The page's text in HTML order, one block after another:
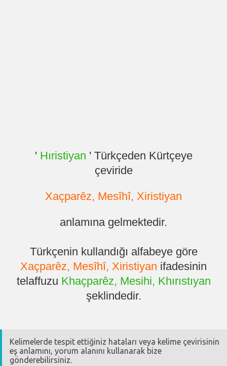
' Hıristiyan ' Türkçeden Kürtçeye
çeviride
Xaçparêz, Mesîhî, Xiristiyan
anlamına gelmektedir.
Türkçenin kullandığı alfabeye göre
Xaçparêz, Mesîhî, Xiristiyan ifadesinin
telaffuzu Khaçparêz, Mesihi, Khırıstıyan
şeklindedir.
Kelimelerde tespit ettiğiniz hataları veya kelime çevirisinin
eş anlamını, yorum alanını kullanarak bize
gönderebilirsiniz.